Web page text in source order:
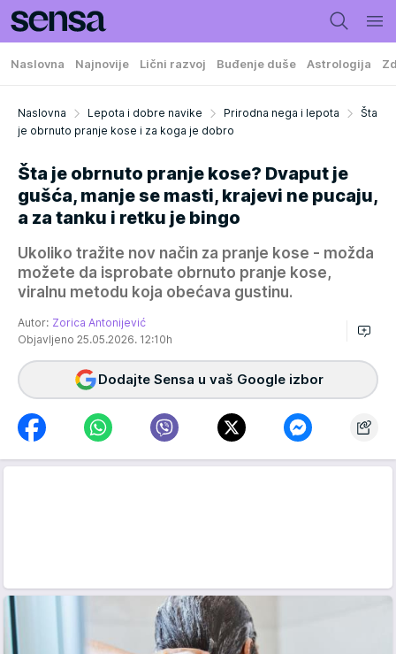
Naslovna Najnovije Lični razvoj Buđenje duše Astrologija
Naslovna Lepota i dobre navike Prirodna nega i lepota
Šta
je obrnuto pranje kose i za koga je dobro
Šta je obrnuto pranje kose? Dvaput je
gušća, manje se masti, krajevi ne pucaju,
a za tanku i retku je bingo
Ukoliko tražite nov način za pranje kose - možda
možete da isprobate obrnuto pranje kose,
viralnu metodu koja obećava gustinu.
Autor: Zorica Antonijević
Objavljeno 25.05.2026. 12:10h
Dodajte Sensa u vaš Google izbor